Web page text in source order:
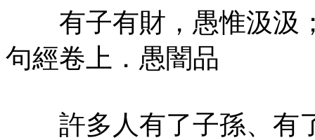
有子有財，愚惟汲汲
句經卷上．愚闇品
許多人有了子孫、有